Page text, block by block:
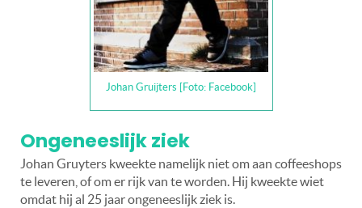
Johan Gruijters [Foto: Facebook]
Ongeneeslijk ziek
Johan Gruyters kweekte namelijk niet om aan coffeeshops
te leveren, of om er rijk van te worden. Hij kweekte wiet
omdat hij al 25 jaar ongeneeslijk ziek is.